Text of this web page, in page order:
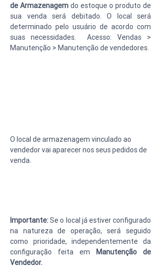
de Armazenagem do estoque o produto de
sua venda será debitado. O local será
determinado pelo usuário de acordo com
suas necessidades.  Acesso: Vendas >
Manutenção > Manutenção de vendedores.
O local de armazenagem vinculado ao
vendedor vai aparecer nos seus pedidos de
venda.
Importante: Se o local já estiver configurado
na natureza de operação, será seguido
como prioridade, independentemente da
configuração feita em
Manutenção de
Vendedor.